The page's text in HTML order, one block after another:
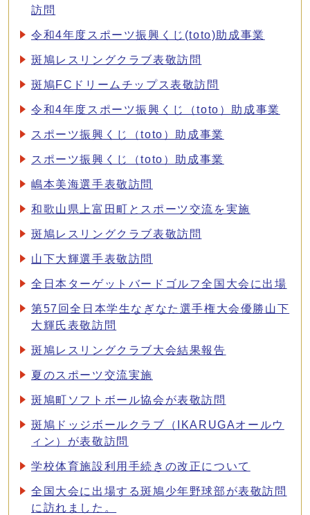
訪問
令和4年度スポーツ振興くじ(toto)助成事業
斑鳩レスリングクラブ表敬訪問
斑鳩FCドリームチップス表敬訪問
令和4年度スポーツ振興くじ（toto）助成事業
スポーツ振興くじ（toto）助成事業
スポーツ振興くじ（toto）助成事業
嶋本美海選手表敬訪問
和歌山県上富田町とスポーツ交流を実施
斑鳩レスリングクラブ表敬訪問
山下大輝選手表敬訪問
全日本ターゲットバードゴルフ全国大会に出場
第57回全日本学生なぎなた選手権大会優勝山下
大輝氏表敬訪問
斑鳩レスリングクラブ大会結果報告
夏のスポーツ交流実施
斑鳩町ソフトボール協会が表敬訪問
斑鳩ドッジボールクラブ（IKARUGAオールウ
ィン）が表敬訪問
学校体育施設利用手続きの改正について
全国大会に出場する斑鳩少年野球部が表敬訪問
に訪れました。